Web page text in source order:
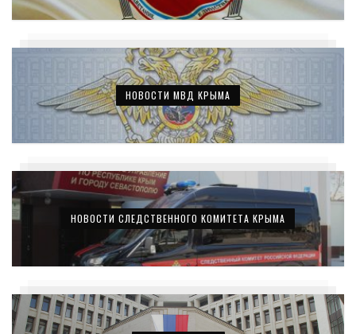
НОВОСТИ МВД КРЫМА
НОВОСТИ СЛЕДСТВЕННОГО КОМИТЕТА КРЫМА